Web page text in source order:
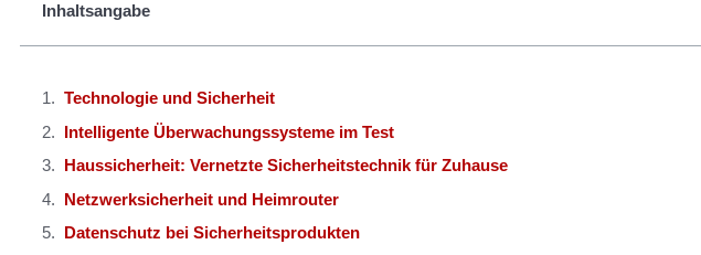
Inhaltsangabe
Technologie und Sicherheit
Intelligente Überwachungssysteme im Test
Haussicherheit: Vernetzte Sicherheitstechnik für Zuhause
Netzwerksicherheit und Heimrouter
Datenschutz bei Sicherheitsprodukten